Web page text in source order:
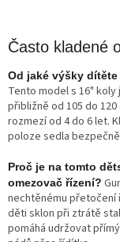
Často kladené
Od jaké výšky
Tento model s 16"
přibližně od 105 do
rozmezí od 4 do 6 let.
poloze sedla
Proč je na tomto
omezovač řízení?
nechtěnému
děti sklon při ztrátě
pomáhá udržovat